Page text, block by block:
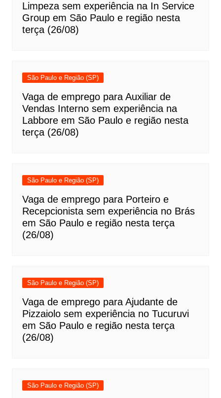
Limpeza sem experiência na In Service
Group em São Paulo e região nesta
terça (26/08)
São Paulo e Região (SP)
Vaga de emprego para Auxiliar de
Vendas Interno sem experiência na
Labbore em São Paulo e região nesta
terça (26/08)
São Paulo e Região (SP)
Vaga de emprego para Porteiro e
Recepcionista sem experiência no Brás
em São Paulo e região nesta terça
(26/08)
São Paulo e Região (SP)
Vaga de emprego para Ajudante de
Pizzaiolo sem experiência no Tucuruvi
em São Paulo e região nesta terça
(26/08)
São Paulo e Região (SP)